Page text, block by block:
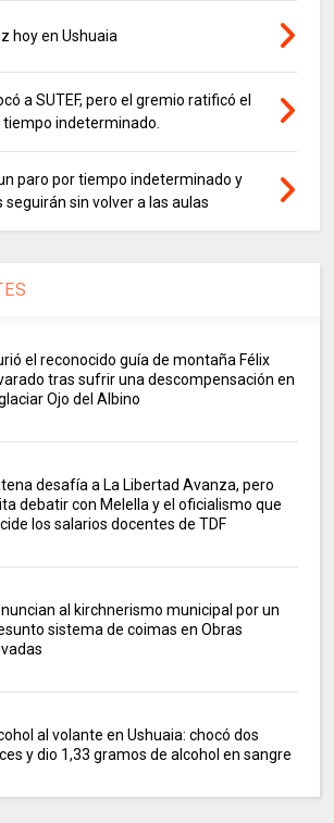
hoy en Ushuaia
a SUTEF, pero el gremio ratificó el
indeterminado.
paro por tiempo indeterminado y
sin volver a las aulas
el reconocido guía de montaña Félix
tras sufrir una descompensación en
Ojo del Albino
desafía a La Libertad Avanza, pero
debatir con Melella y el oficialismo que
los salarios docentes de TDF
al kirchnerismo municipal por un
sistema de coimas en Obras
al volante en Ushuaia: chocó dos
y dio 1,33 gramos de alcohol en sangre